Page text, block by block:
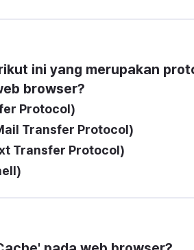
ini yang merupakan
browser?
Protocol)
Transfer Protocol)
Transfer Protocol)